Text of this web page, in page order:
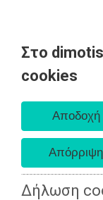
Στο
cookies
Δήλωση
AΡΧΙΚΗ
ΕΙΔΗΣΕΙΣ
ΠΟΛΙΤΙΚΗ
ΤΟΠΙΚΗ